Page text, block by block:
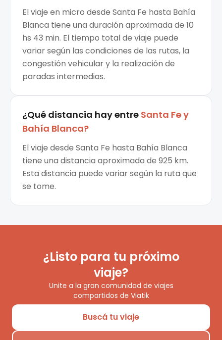
El viaje en micro desde Santa Fe hasta Bahía
Blanca tiene una duración aproximada de 10
hs 43 min. El tiempo total de viaje puede
variar según las condiciones de las rutas, la
congestión vehicular y la realización de
paradas intermedias.
¿Qué distancia hay entre Santa Fey
Bahía Blanca?
El viaje desde Santa Fe hasta Bahía Blanca
tiene una distancia aproximada de 925 km.
Esta distancia puede variar según la ruta que
se tome.
¿Listo para tu próximo
viaje?
Unite a la gran comunidad de viajes
compartidos de Viatik
Buscá tu viaje